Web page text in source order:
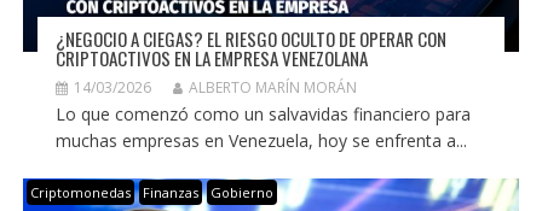
¿NEGOCIO A CIEGAS? EL RIESGO OCULTO DE OPERAR CON
CRIPTOACTIVOS EN LA EMPRESA VENEZOLANA
14/03/2026 ALBERTO MARÍN MORÁN
Lo que comenzó como un salvavidas financiero para
muchas empresas en Venezuela, hoy se enfrenta a...
Criptomonedas Finanzas Gobierno